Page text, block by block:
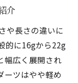
介
や長さの違いに
的に16gから22g
幅広く展開され
ーツはやや軽め